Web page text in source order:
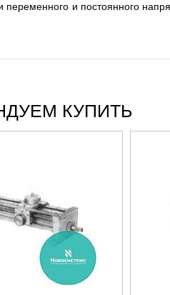
8 ГГЦ
и постоянного
КУПИТЬ